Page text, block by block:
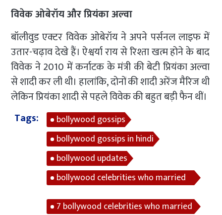
विवेक ओबेरॉय और प्रियंका अल्वा
बॉलीवुड एक्टर विवेक ओबेरॉय ने अपने पर्सनल लाइफ में
उतार-चढ़ाव देखे हैं। ऐश्वर्या राय से रिश्ता खत्म होने के बाद
विवेक ने 2010 में कर्नाटक के मंत्री की बेटी प्रियंका अल्वा
से शादी कर ली थी। हालांकि, दोनों की शादी अरेंज मैरिज थी
लेकिन प्रियंका शादी से पहले विवेक की बहुत बड़ी फैन थीं।
Tags:
bollywood gossips
bollywood gossips in hindi
bollywood updates
bollywood celebrities who married
7 bollywood celebrities who married